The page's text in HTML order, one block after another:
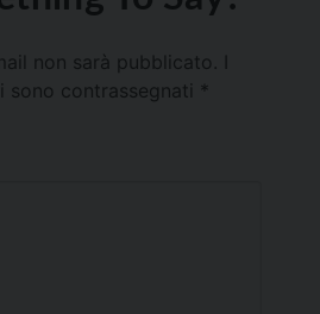
non sarà pubblicato.
contrassegnati *